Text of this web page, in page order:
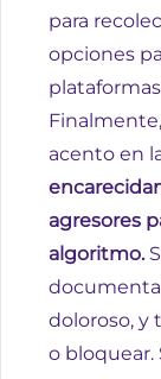
para
opciones
acento en
agresores
algoritmo.
doloroso, y
o bloquear.